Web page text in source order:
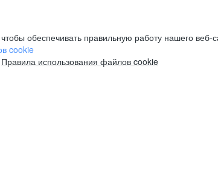
обеспечивать правильную работу нашего веб-
cookie
Правила использования файлов cookie